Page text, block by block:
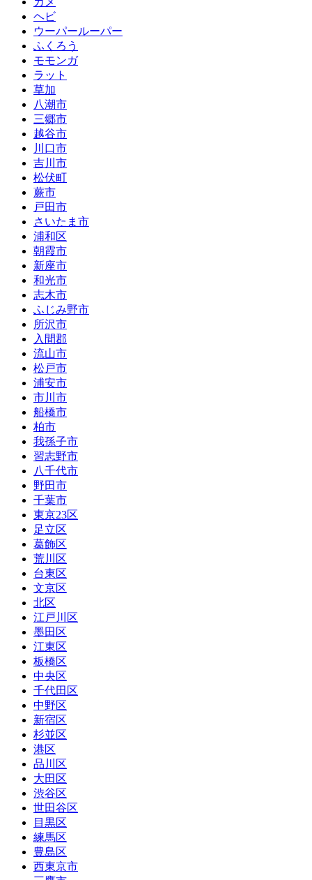
ヘビ
ウーパールーパー
ふくろう
モモンガ
ラット
草加
八潮市
三郷市
越谷市
川口市
吉川市
松伏町
蕨市
戸田市
さいたま市
浦和区
朝霞市
新座市
和光市
志木市
ふじみ野市
所沢市
入間郡
流山市
松戸市
浦安市
市川市
船橋市
柏市
我孫子市
習志野市
八千代市
野田市
千葉市
東京23区
足立区
葛飾区
荒川区
台東区
文京区
北区
江戸川区
墨田区
江東区
板橋区
中央区
千代田区
中野区
新宿区
杉並区
港区
品川区
大田区
渋谷区
世田谷区
目黒区
練馬区
豊島区
西東京市